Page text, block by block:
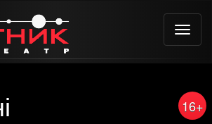
Toggle
16+